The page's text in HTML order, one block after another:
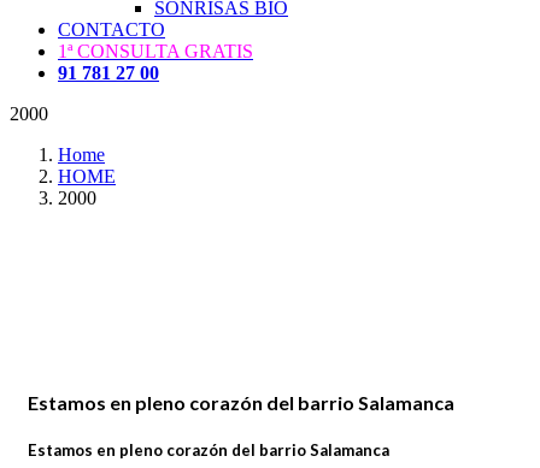
SONRISAS BIO
CONTACTO
1ª CONSULTA GRATIS
91 781 27 00
2000
Home
HOME
2000
Estamos en pleno corazón del barrio Salamanca
Estamos en pleno corazón del barrio Salamanca